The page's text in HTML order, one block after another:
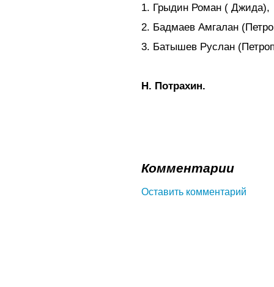
1. Грыдин Роман ( Джида),
2. Бадмаев Амгалан
3. Батышев Руслан
Н. Потрахин.
Комментарии
Оставить комментарий